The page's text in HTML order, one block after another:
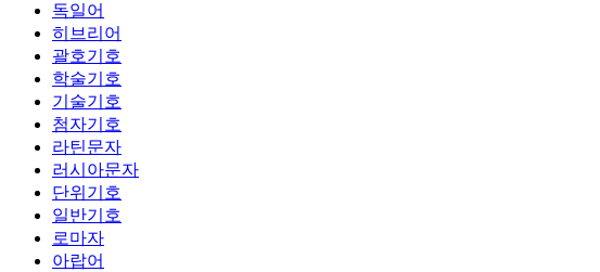
독일어
히브리어
괄호기호
학술기호
기술기호
첨자기호
라틴문자
러시아문자
단위기호
일반기호
로마자
아랍어